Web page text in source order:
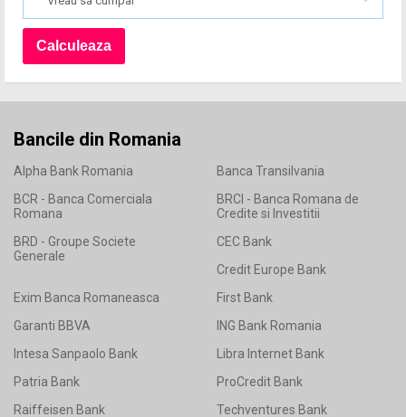
Bancile din Romania
Alpha Bank Romania
Banca Transilvania
BCR - Banca Comerciala
Romana
BRCI - Banca Romana de
Credite si Investitii
BRD - Groupe Societe
Generale
CEC Bank
Credit Europe Bank
Exim Banca Romaneasca
First Bank
Garanti BBVA
ING Bank Romania
Intesa Sanpaolo Bank
Libra Internet Bank
Patria Bank
ProCredit Bank
Raiffeisen Bank
Techventures Bank